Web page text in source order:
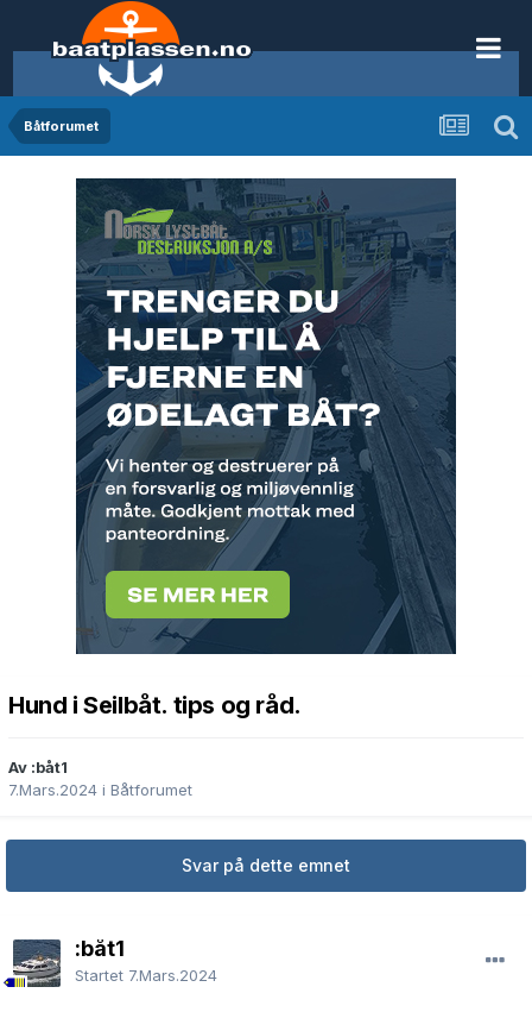
Båtforumet
Hund i Seilbåt. tips og råd.
Av :båt1
7.Mars.2024 i Båtforumet
Svar på dette emnet
:båt1
Startet 7.Mars.2024